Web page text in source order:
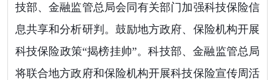
技部、金融监管总局会同有关部门加强科技保险信
息共享和分析研判。鼓励地方政府、保险机构开展
科技保险政策“揭榜挂帅”。科技部、金融监管总局
将联合地方政府和保险机构开展科技保险宣传周活